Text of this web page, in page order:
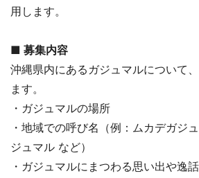
用します。
■ 募集内容
沖縄県内にあるガジュマルについて
ます。
・ガジュマルの場所
・地域での呼び名（例：ムカデガジ
ジュマル など）
・ガジュマルにまつわる思い出や逸話